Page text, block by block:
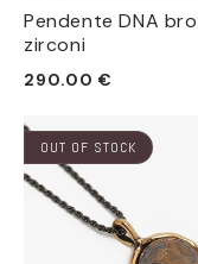
Pendente DNA
zirconi
Prezzo
listino
290.00 €
OUT OF STOCK